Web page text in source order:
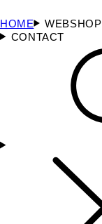
HOME WEBSHOP
CONTACT